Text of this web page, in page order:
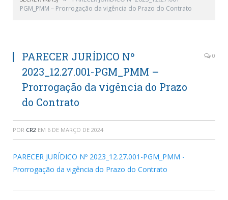
PGM_PMM – Prorrogação da vigência do Prazo do Contrato
PARECER JURÍDICO Nº
2023_12.27.001-PGM_PMM –
Prorrogação da vigência do Prazo
do Contrato
0
POR CR2 EM 6 DE MARÇO DE 2024
PARECER JURÍDICO Nº 2023_12.27.001-PGM_PMM -
Prorrogação da vigência do Prazo do Contrato